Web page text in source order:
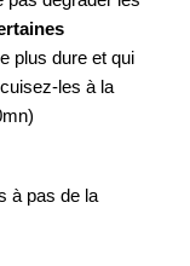
plus dure et qui
les à la
à pas de la